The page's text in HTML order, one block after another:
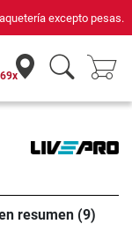
de Confianza Online.
69x
resumen (9)